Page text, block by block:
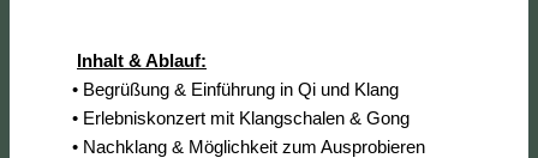
Inhalt & Ablauf:
• Begrüßung & Einführung in Qi und Klang
• Erlebniskonzert mit Klangschalen & Gong
• Nachklang & Möglichkeit zum Ausprobieren